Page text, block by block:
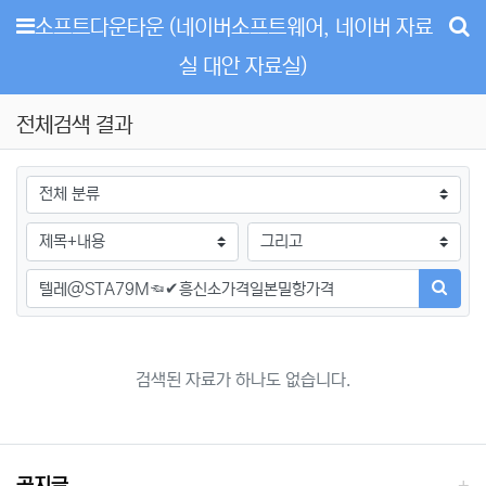
메뉴
소프트다운타운 (네이버소프트웨어, 네이버 자료
실 대안 자료실)
전체검색 결과
그룹
검색조건 검색방법
검색어
검색하
검색된 자료가 하나도 없습니다.